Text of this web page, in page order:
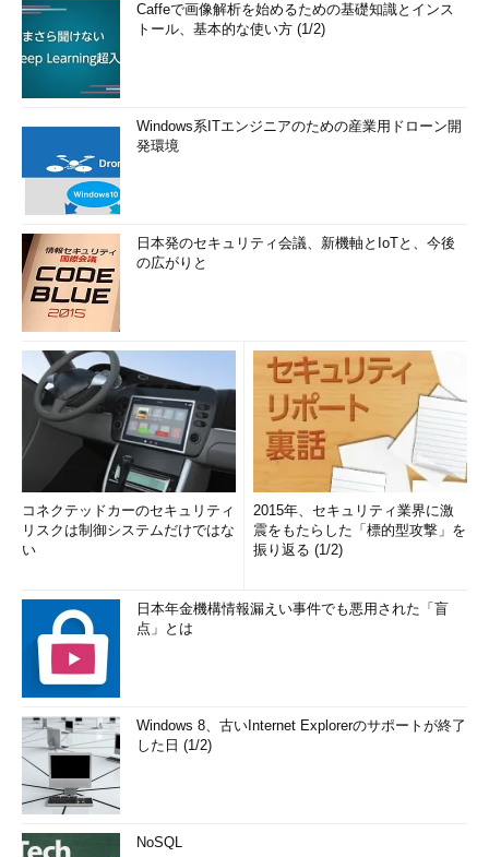
Caffeで画像解析を始めるための基礎知識とインス
トール、基本的な使い方 (1/2)
Windows系ITエンジニアのための産業用ドローン開
発環境
日本発のセキュリティ会議、新機軸とIoTと、今後
の広がりと
コネクテッドカーのセキュリティ
リスクは制御システムだけではな
い
2015年、セキュリティ業界に激
震をもたらした「標的型攻撃」を
振り返る (1/2)
日本年金機構情報漏えい事件でも悪用された「盲
点」とは
Windows 8、古いInternet Explorerのサポートが終了
した日 (1/2)
NoSQL